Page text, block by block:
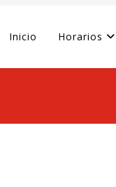
Inicio Horarios